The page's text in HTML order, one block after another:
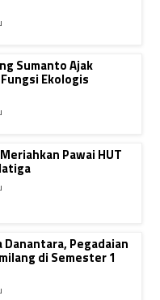
Sumanto Ajak
Ekologis
Pawai HUT
Danantara, Pegadaian
di Semester 1